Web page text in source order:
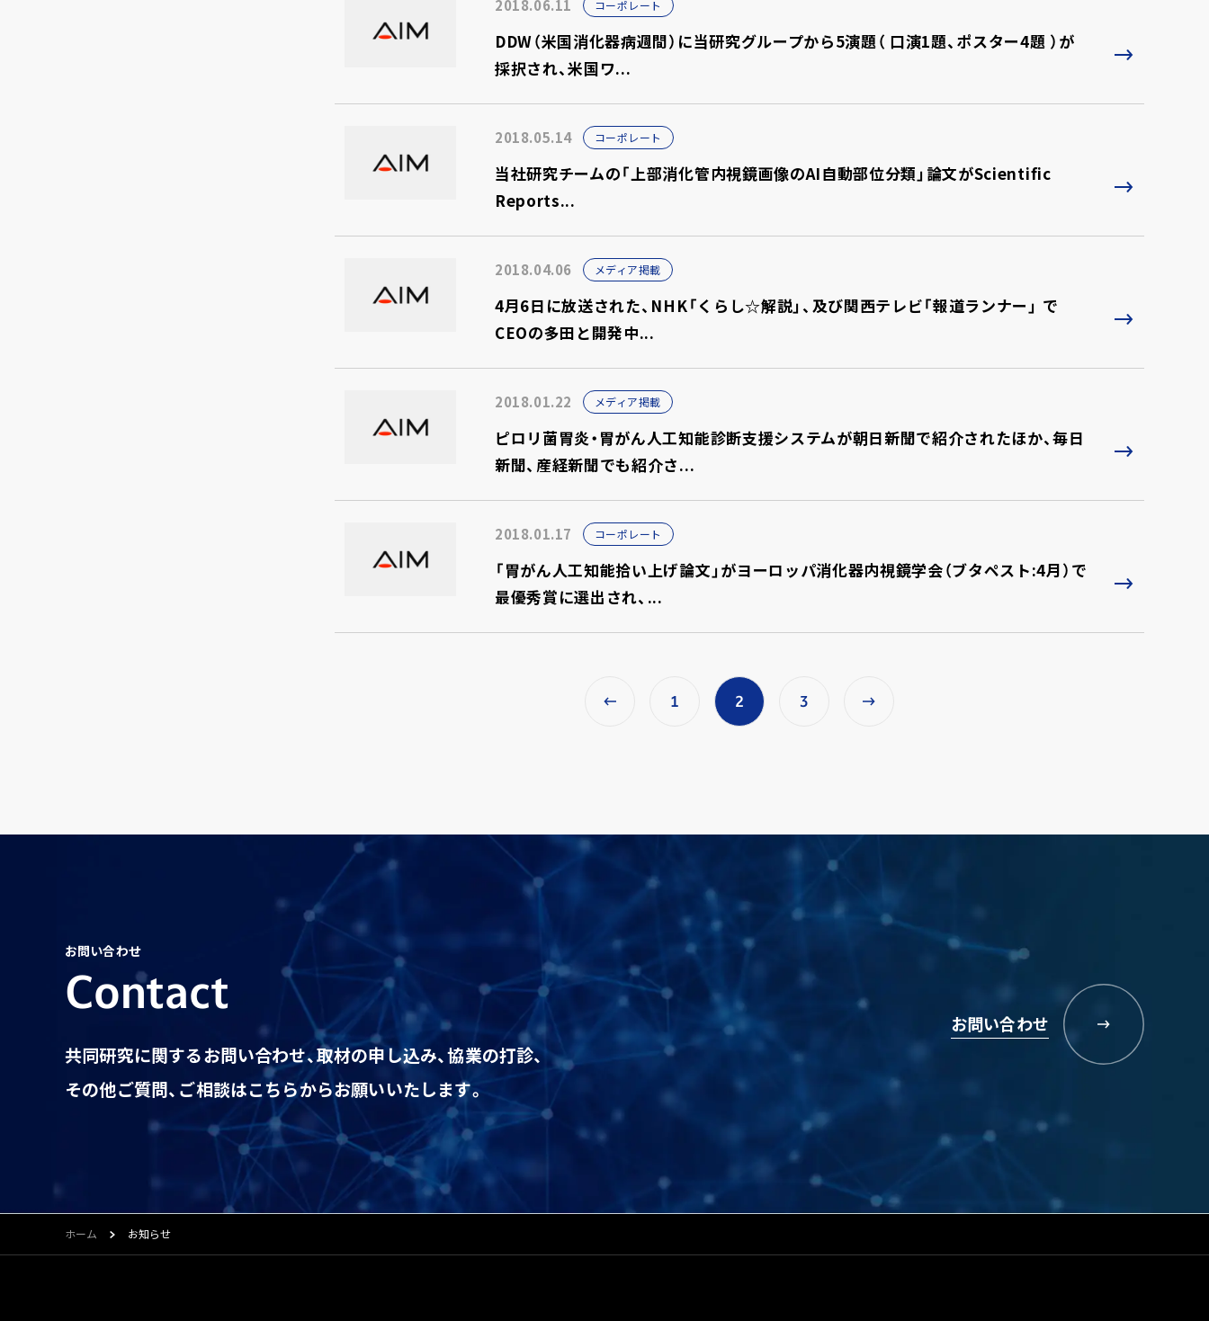
2018.06.11 コーポレート
DDW（米国消化器病週間）に当研究グループから5演題（ 口演1題、ポスター4題 ）が
採択され、米国ワ...
2018.05.14 コーポレート
当社研究チームの「上部消化管内視鏡画像のAI自動部位分類」論文がScientific
Reports...
2018.04.06 メディア掲載
4月6日に放送された、NHK「くらし☆解説」、及び関西テレビ「報道ランナー」 で
CEOの多田と開発中...
2018.01.22 メディア掲載
ピロリ菌胃炎・胃がん人工知能診断支援システムが朝日新聞で紹介されたほか、毎日
新聞、産経新聞でも紹介さ...
2018.01.17 コーポレート
「胃がん人工知能拾い上げ論文」がヨーロッパ消化器内視鏡学会（ブタペスト:4月）で
最優秀賞に選出され、...
1 2 3
お問い合わせ
Contact
共同研究に関するお問い合わせ、取材の申し込み、協業の打診、
その他ご質問、ご相談はこちらからお願いいたします。
お問い合わせ
ホーム お知らせ